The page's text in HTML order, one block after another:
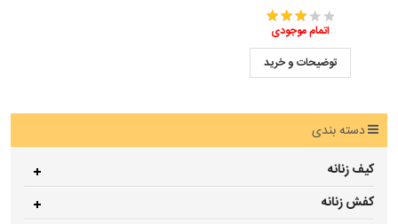
اتمام موجودی
توضیحات و خرید
دسته بندی
کیف زنانه
کفش زنانه